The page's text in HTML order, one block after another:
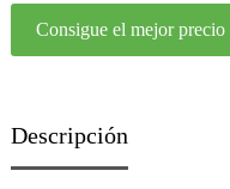
Consigue el mejor precio
Descripción